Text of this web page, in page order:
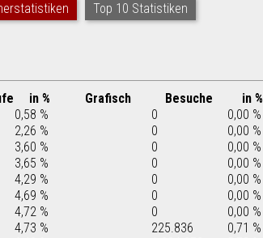
Top 10 Statistiken
in % Grafisch Besuche in %
0,58 % 0
0,00 %
2,26 % 0
0,00 %
3,60 % 0
0,00 %
3,65 % 0
0,00 %
4,29 % 0
0,00 %
4,69 % 0
0,00 %
4,72 % 0
0,00 %
4,73 % 225.836
0,71 %